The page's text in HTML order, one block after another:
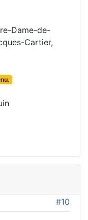
Dame-de-
Cartier,
#10